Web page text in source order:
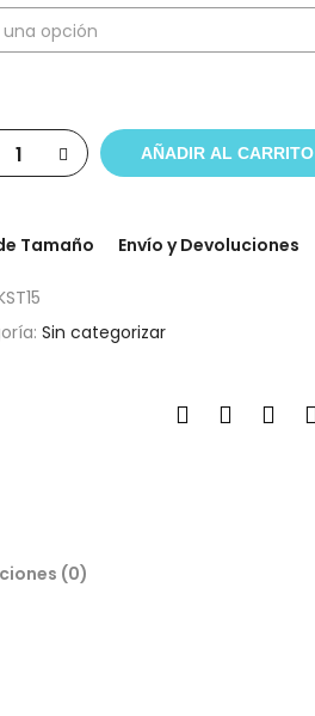
AÑADIR AL CARRITO
Tamaño Envío y Devoluciones
Sin categorizar
(0)